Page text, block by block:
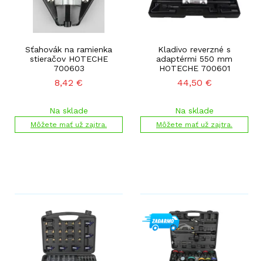
Sťahovák na ramienka
stieračov HOTECHE
700603
8,42 €
Na sklade
Môžete mať už zajtra.
Kladivo reverzné s
adaptérmi 550 mm
HOTECHE 700601
44,50 €
Na sklade
Môžete mať už zajtra.